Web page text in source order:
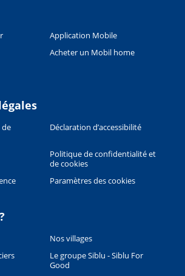
Application Mobile
Acheter un Mobil home
de
Déclaration d’accessibilité
Politique de confidentialité et
de cookies
Paramètres des cookies
Nos villages
Le groupe Siblu - Siblu For
Good